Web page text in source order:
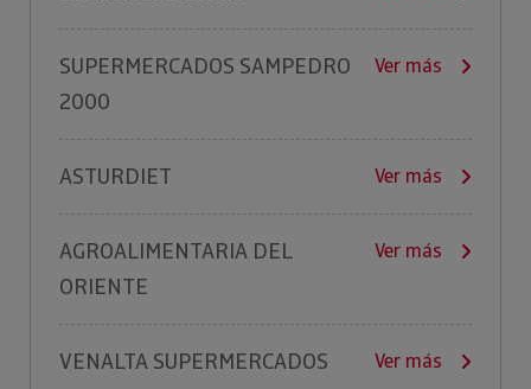
SUPERMERCADOS SAMPEDRO
2000
Ver más
ASTURDIET Ver más
AGROALIMENTARIA DEL
ORIENTE
Ver más
VENALTA SUPERMERCADOS Ver más